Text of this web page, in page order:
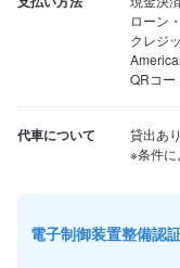
ローン
クレジ
QRコー
代車について
貸出あ
※条件に
電子制御装置整備認